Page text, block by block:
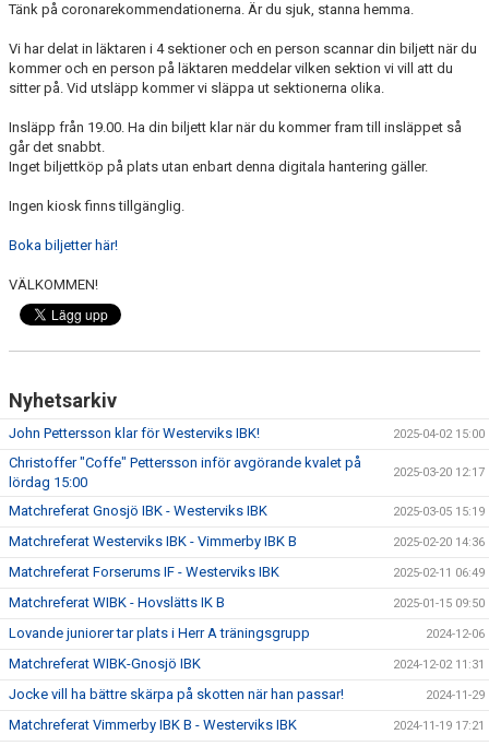
Tänk på coronarekommendationerna. Är du sjuk, stanna hemma.
Vi har delat in läktaren i 4 sektioner och en person scannar din biljett när du
kommer och en person på läktaren meddelar vilken sektion vi vill att du
sitter på. Vid utsläpp kommer vi släppa ut sektionerna olika.
Insläpp från 19.00. Ha din biljett klar när du kommer fram till insläppet så
går det snabbt.
Inget biljettköp på plats utan enbart denna digitala hantering gäller.
Ingen kiosk finns tillgänglig.
Boka biljetter här!
VÄLKOMMEN!
Nyhetsarkiv
John Pettersson klar för Westerviks IBK! 2025-04-02 15:00
Christoffer "Coffe" Pettersson inför avgörande kvalet på
lördag 15:00
2025-03-20 12:17
Matchreferat Gnosjö IBK - Westerviks IBK 2025-03-05 15:19
Matchreferat Westerviks IBK - Vimmerby IBK B 2025-02-20 14:36
Matchreferat Forserums IF - Westerviks IBK 2025-02-11 06:49
Matchreferat WIBK - Hovslätts IK B 2025-01-15 09:50
Lovande juniorer tar plats i Herr A träningsgrupp 2024-12-06
Matchreferat WIBK-Gnosjö IBK 2024-12-02 11:31
Jocke vill ha bättre skärpa på skotten när han passar! 2024-11-29
Matchreferat Vimmerby IBK B - Westerviks IBK 2024-11-19 17:21